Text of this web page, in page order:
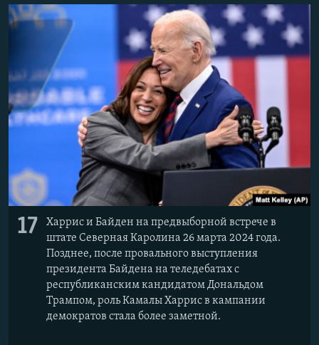
17
Харрис и Байден на предвыборной встрече в
штате Северная Каролина 26 марта 2024 года.
Позднее, после провального выступления
президента Байдена на теледебатах с
республиканским кандидатом Дональдом
Трампом, роль Камалы Харрис в кампании
демократов стала более заметной.